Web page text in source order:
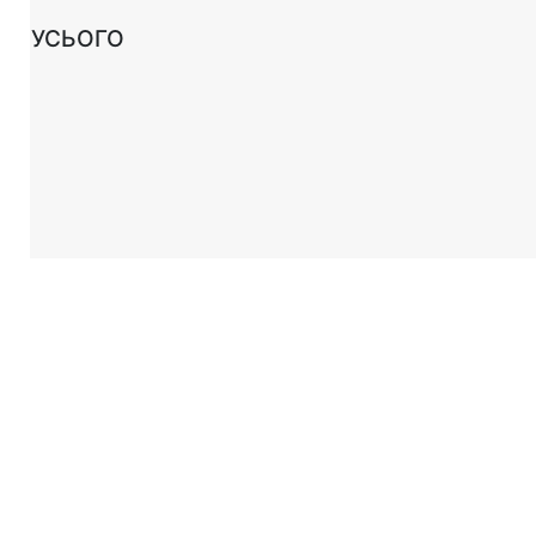
УСЬОГО